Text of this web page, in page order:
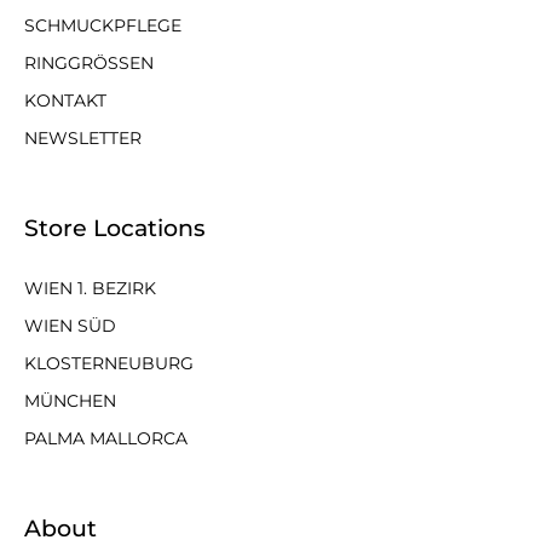
SCHMUCKPFLEGE
RINGGRÖSSEN
KONTAKT
NEWSLETTER
Store Locations
WIEN 1. BEZIRK
WIEN SÜD
KLOSTERNEUBURG
MÜNCHEN
PALMA MALLORCA
About